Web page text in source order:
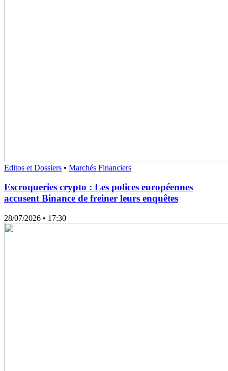
Editos et Dossiers • Marchés Financiers
Escroqueries crypto : Les polices européennes
accusent Binance de freiner leurs enquêtes
28/07/2026 • 17:30